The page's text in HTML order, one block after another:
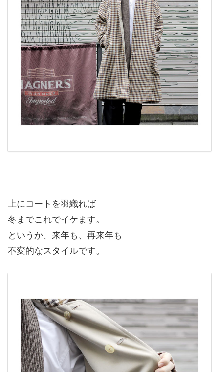
上にコートを羽織れば
冬までこれでイケます。
というか、来年も、再来年も
不変的なスタイルです。